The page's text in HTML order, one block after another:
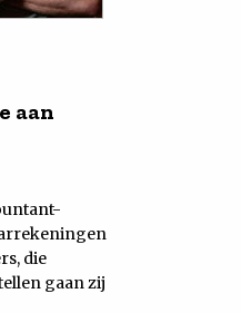
aan
die
gaan zij